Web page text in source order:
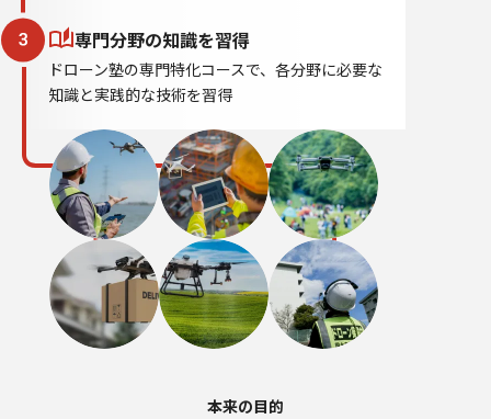
専門分野の知識を習得
ドローン塾の専門特化コースで、各分野に必要な
知識と実践的な技術を習得
測量 撮影
本来の目的